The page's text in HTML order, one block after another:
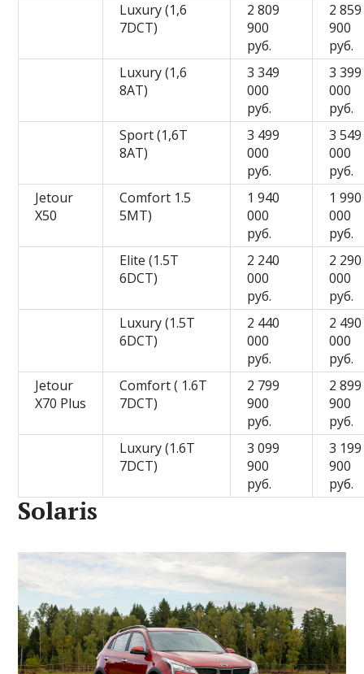
Luxury (1,6
7DCT)
2 809
900
руб.
2 859
900
руб.
Luxury (1,6
8AT)
3 349
000
руб.
3 399
000
руб.
Sport (1,6T
8AT)
3 499
000
руб.
3 549
000
руб.
Jetour
X50
Comfort 1.5
5MT)
1 940
000
руб.
1 990
000
руб.
Elite (1.5T
6DCT)
2 240
000
руб.
2 290
000
руб.
Luxury (1.5T
6DCT)
2 440
000
руб.
2 490
000
руб.
Jetour
X70 Plus
Comfort ( 1.6T
7DCT)
2 799
900
руб.
2 899
900
руб.
Luxury (1.6T
7DCT)
3 099
900
руб.
3 199
900
руб.
Solaris